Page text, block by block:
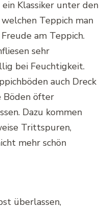
Klassiker unter den
Teppich man
am Teppich.
sehr
bei Feuchtigkeit.
auch Dreck
Böden öfter
Dazu kommen
Trittspuren,
mehr schön
überlassen,